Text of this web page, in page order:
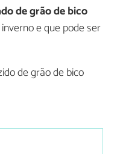
de grão de bico
e que pode ser
de grão de bico